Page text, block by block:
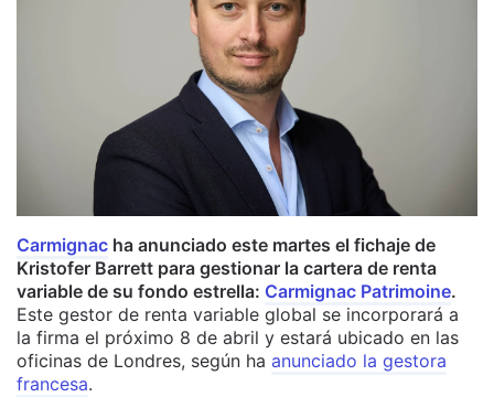
Carmignac ha anunciado este martes el fichaje de
Kristofer Barrett para gestionar la cartera de renta
variable de su fondo estrella: Carmignac Patrimoine.
Este gestor de renta variable global se incorporará a
la firma el próximo 8 de abril y estará ubicado en las
oficinas de Londres, según ha anunciado la gestora
francesa.